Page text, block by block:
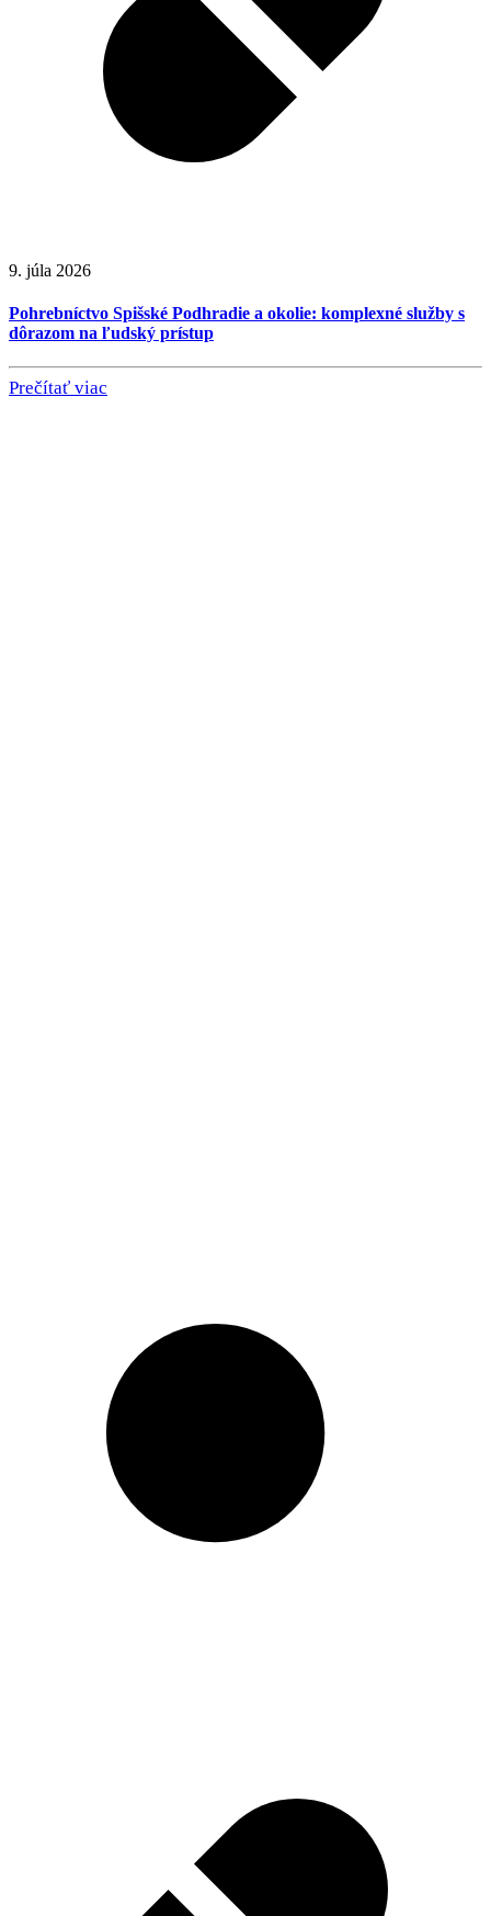
9. júla 2026
Pohrebníctvo Spišské Podhradie a okolie: komplexné služby s
dôrazom na ľudský prístup
Prečítať viac